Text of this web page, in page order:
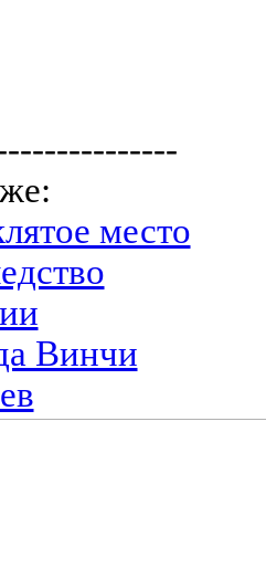
место
Винчи